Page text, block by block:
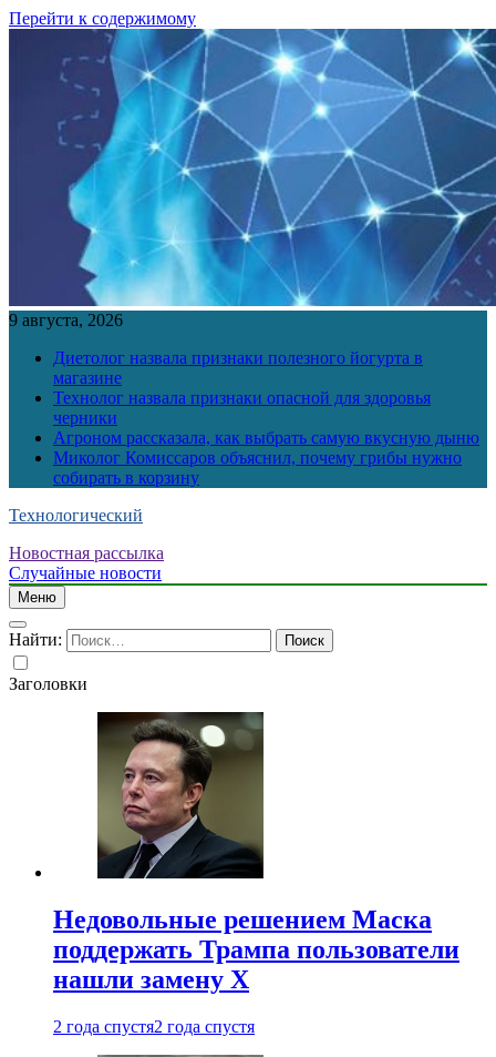
Перейти к содержимому
9 августа, 2026
Диетолог назвала признаки полезного йогурта в
магазине
Технолог назвала признаки опасной для здоровья
черники
Агроном рассказала, как выбрать самую вкусную дыню
Миколог Комиссаров объяснил, почему грибы нужно
собирать в корзину
Технологический
Новостная рассылка
Случайные новости
Меню
Найти:
Заголовки
Недовольные решением Маска
поддержать Трампа пользователи
нашли замену X
2 года спустя2 года спустя